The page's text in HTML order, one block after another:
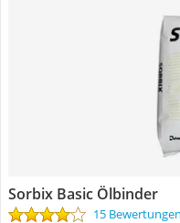
Sorbix Basic Ölbinder
15 Bewertungen